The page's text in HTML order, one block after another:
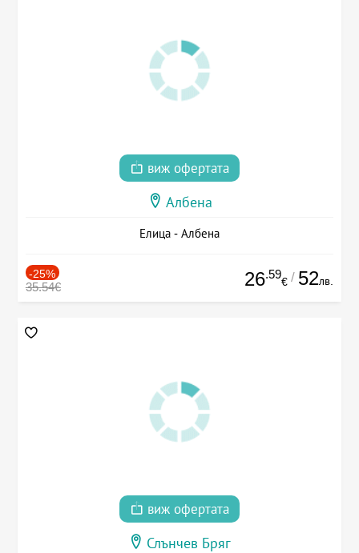
виж офертата
Албена
Елица - Албена
-25%
35.54€ 26.59
€ / 52лв.
виж офертата
Слънчев Бряг